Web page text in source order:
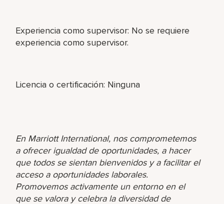
Experiencia como supervisor: No se requiere
experiencia como supervisor.
Licencia o certificación: Ninguna
En Marriott International, nos comprometemos
a ofrecer igualdad de oportunidades, a hacer
que todos se sientan bienvenidos y a facilitar el
acceso a oportunidades laborales.
Promovemos activamente un entorno en el
que se valora y celebra la diversidad de